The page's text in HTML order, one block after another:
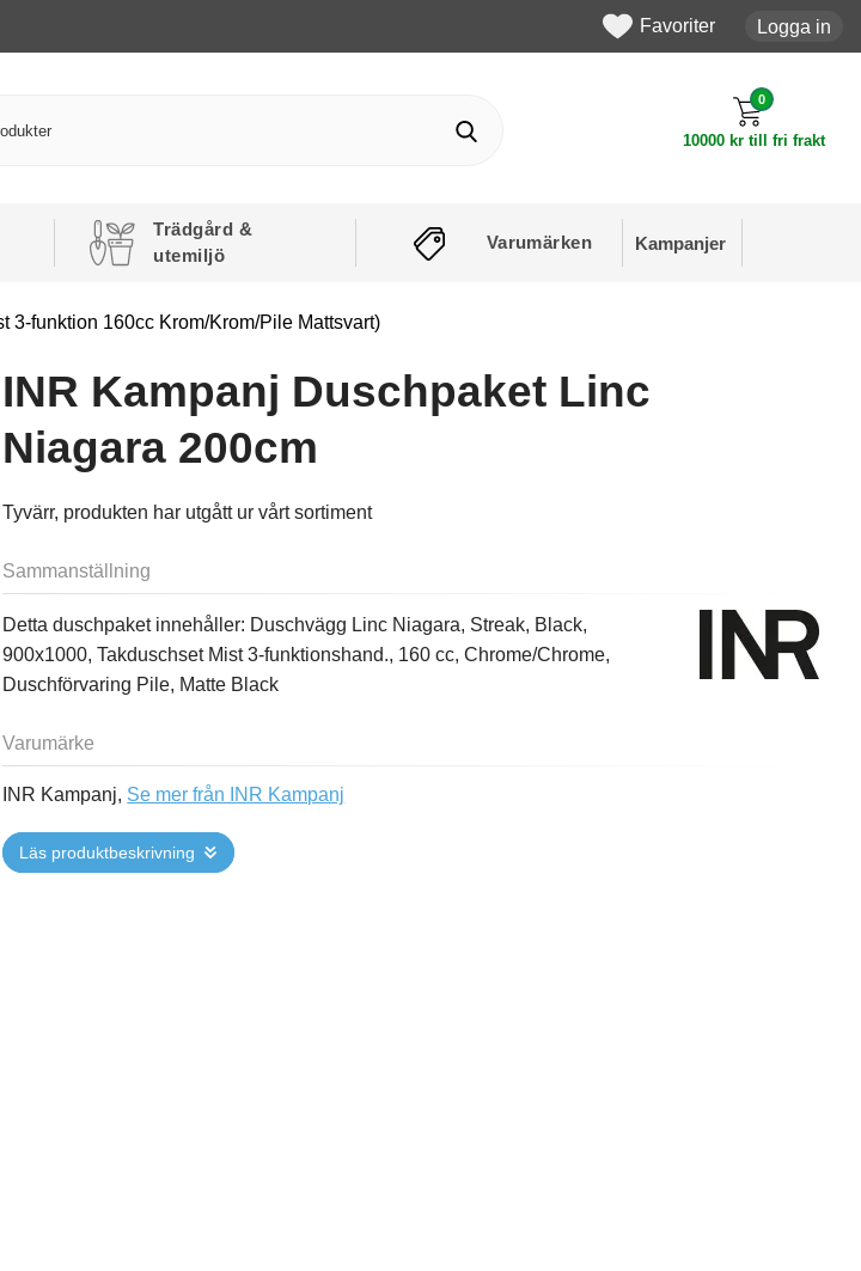
Favoriter Logga in
0
10000 kr till fri frakt
Trädgård &
utemiljö
Varumärken Kampanjer
3-funktion 160cc Krom/Krom/Pile Mattsvart)
INR Kampanj Duschpaket Linc
Niagara 200cm
Tyvärr, produkten har utgått ur vårt sortiment
Sammanställning
Detta duschpaket innehåller: Duschvägg Linc Niagara, Streak, Black,
900x1000, Takduschset Mist 3-funktionshand., 160 cc, Chrome/Chrome,
Duschförvaring Pile, Matte Black
Varumärke
INR Kampanj, Se mer från INR Kampanj
Läs produktbeskrivning